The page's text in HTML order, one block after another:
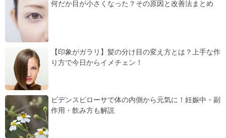
何だか目が小さくなった？その原因と改善法まとめ
【印象がガラリ】髪の分け目の変え方とは？上手な作
り方で今日からイメチェン！
ビデンスピローサで体の内側から元気に！妊娠中・副
作用・飲み方も解説